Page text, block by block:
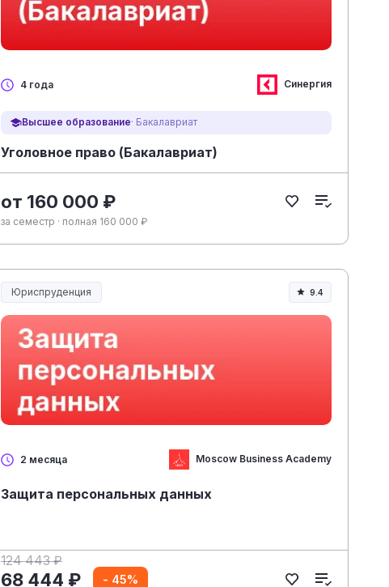
4 года Синергия
Высшее образование· Бакалавриат
Уголовное право (Бакалавриат)
от 160 000 ₽
за семестр · полная 160 000 ₽
Юриспруденция
Юриспруденция и право
9.4
2 месяца Moscow Business Academy
Защита персональных данных
124 443 ₽
68 444 ₽ - 45%